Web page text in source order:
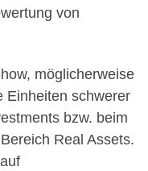
von
möglicherweise
Einheiten schwerer
bzw. beim
Real Assets.